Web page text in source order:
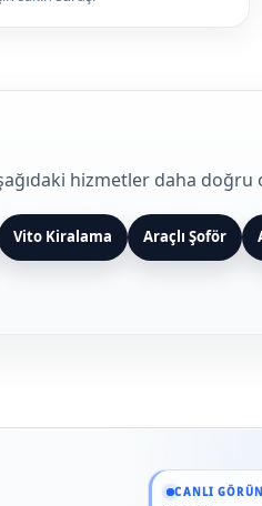
hizmetler daha doğru
Vito Kiralama Araçlı Şoför
CANLI
Güncel veriler: